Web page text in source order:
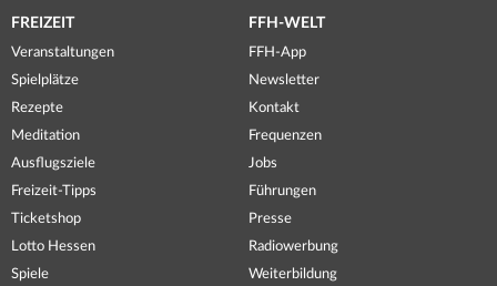
FREIZEIT
Veranstaltungen
Spielplätze
Rezepte
Meditation
Ausflugsziele
Freizeit-Tipps
Ticketshop
Lotto Hessen
Spiele
FFH-WELT
FFH-App
Newsletter
Kontakt
Frequenzen
Jobs
Führungen
Presse
Radiowerbung
Weiterbildung